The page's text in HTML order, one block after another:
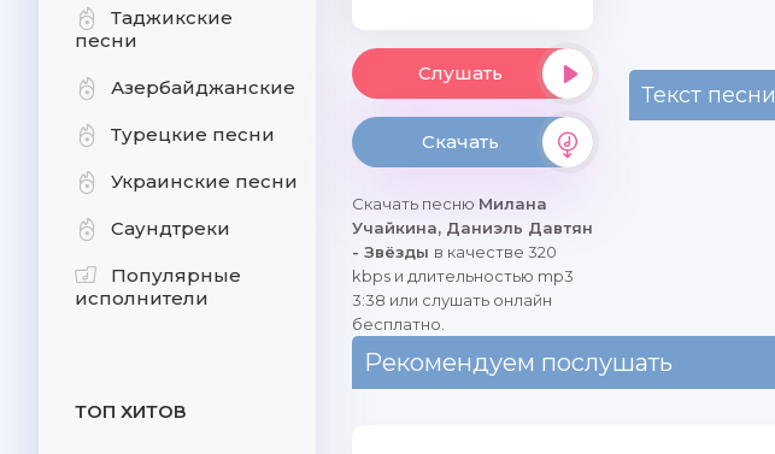
Таджикские
песни
Азербайджанские
Турецкие песни
Украинские песни
Саундтреки
Популярные
исполнители
ТОП ХИТОВ
Слушать
Скачать
Скачать песню Милана
Учайкина, Даниэль Давтян
- Звёзды в качестве 320
kbps и длительностью mp3
3:38 или слушать онлайн
бесплатно.
Текст песни
Рекомендуем послушать